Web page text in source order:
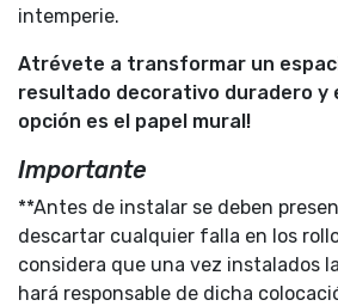
intemperie.
Atrévete a transformar un
resultado decorativo duradero y
opción es el papel mural!
Importante
**Antes de instalar se deben
descartar cualquier falla en los
considera que una vez instalados
hará responsable de dicha